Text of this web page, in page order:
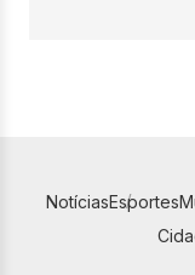
NotíciasEsportes